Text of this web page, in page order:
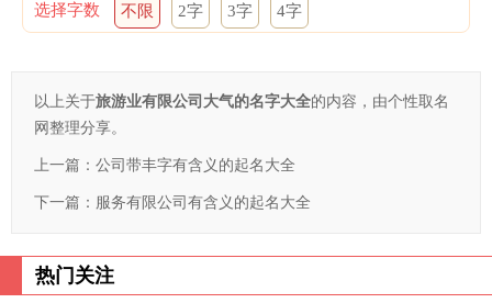
选择字数 不限 2字 3字 4字
以上关于旅游业有限公司大气的名字大全的内容，由个性取名
网整理分享。
上一篇： 公司带丰字有含义的起名大全
下一篇： 服务有限公司有含义的起名大全
热门关注